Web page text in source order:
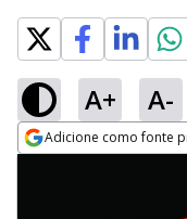
A+ A-
Adicione como fonte